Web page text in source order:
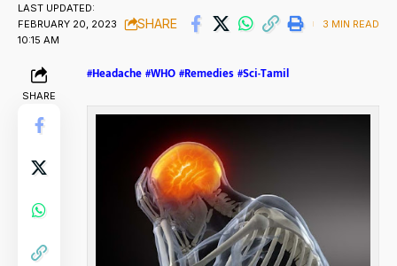
LAST UPDATED:
FEBRUARY 20, 2023
10:15 AM
SHARE 3 MIN READ
SHARE
#Headache #WHO #Remedies #Sci-Tamil